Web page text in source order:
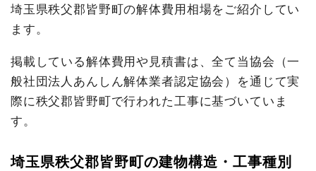
埼玉県秩父郡皆野町の解体費用相場をご紹介してい
ます。
掲載している解体費用や見積書は、全て当協会（一
般社団法人あんしん解体業者認定協会）を通じて実
際に秩父郡皆野町で行われた工事に基づいていま
す。
埼玉県秩父郡皆野町の建物構造・工事種別